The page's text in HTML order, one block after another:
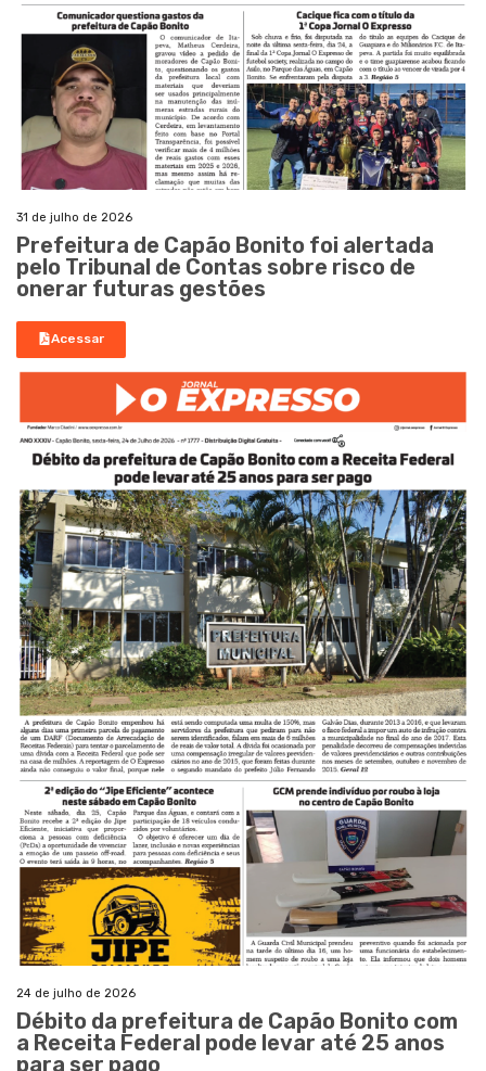
31 de julho de 2026
Prefeitura de Capão Bonito foi alertada
pelo Tribunal de Contas sobre risco de
onerar futuras gestões
Acessar
24 de julho de 2026
Débito da prefeitura de Capão Bonito com
a Receita Federal pode levar até 25 anos
para ser pago